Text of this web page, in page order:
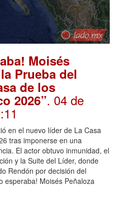
Moisés
Prueba del
de los
2026”. 04 de
en el nuevo líder de La Casa
tras imponerse en una
El actor obtuvo inmunidad, el
y la Suite del Líder, donde
Rendón por decisión del
esperaba! Moisés Peñaloza